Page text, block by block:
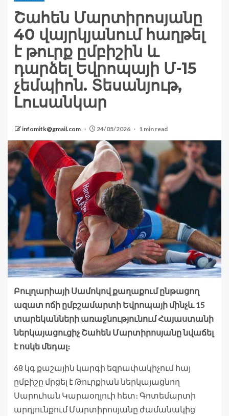
Շահեն Մարտիրոսյանը
40 վայրկյանում հաղթել
է թուրք ըմբիշին և
դարձել Եվրոպայի Մ-15
չեմպիոն. Տեսանյութ,
Լուսանկար
infomitk@gmail.com 24/05/2026 1 min read
Բուլղարիայի Սամոկով քաղաքում ընթացող
ազատ ոճի ըմբշամարտի Եվրոպայի մինչև 15
տարեկանների առաջնությունում Հայաստանի
ներկայացուցիչ Շահեն Մարտիրոսյանը նվաճել
է ոսկե մեդալ։
68 կգ քաշային կարգի եզրափակիչում հայ
ըմբիշը մրցել է Թուրքիան ներկայացնող
Սարուհան Կարաօղլուի հետ։ Գոտեմարտի
արդյունքում Մարտիրոսյանը ժամանակից